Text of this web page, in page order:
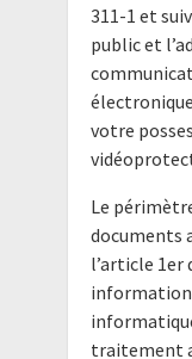
311-1 et
public et
votre
Le
documents
l’article 1er
traitement